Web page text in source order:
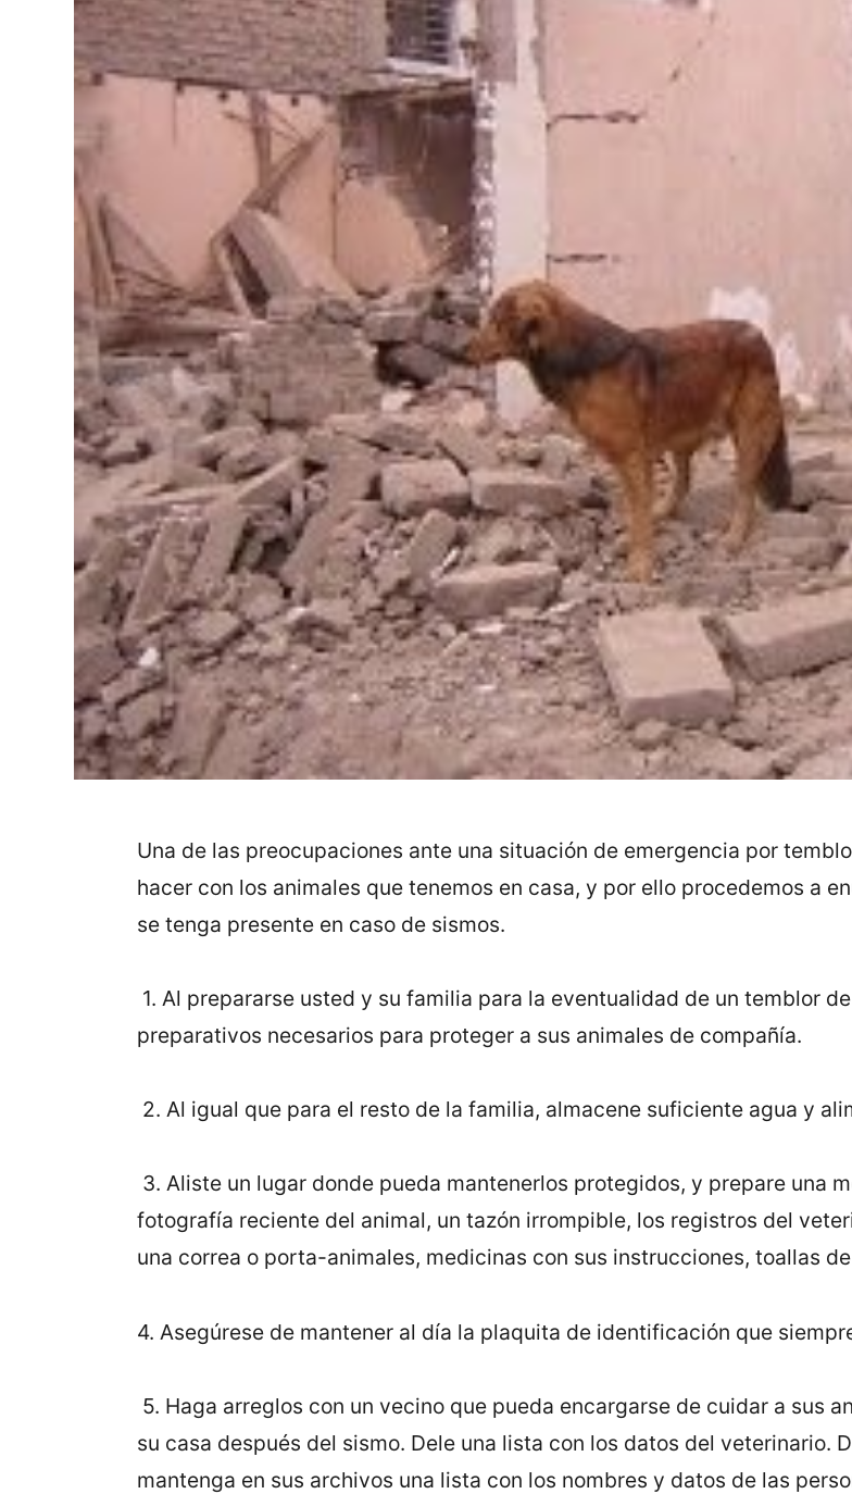
Una de las preocupaciones ante una situación de emergencia por
hacer con los animales que tenemos en casa, y por ello procedemos a
se tenga presente en caso de sismos.
1. Al prepararse usted y su familia para la eventualidad de un temblor
preparativos necesarios para proteger a sus animales de compañía.
2. Al igual que para el resto de la familia, almacene suficiente agua y
3. Aliste un lugar donde pueda mantenerlos protegidos, y prepare una
fotografía reciente del animal, un tazón irrompible, los registros del
una correa o porta-animales, medicinas con sus instrucciones, toallas
4. Asegúrese de mantener al día la plaquita de identificación que
5. Haga arreglos con un vecino que pueda encargarse de cuidar a sus
su casa después del sismo. Dele una lista con los datos del veterinario.
mantenga en sus archivos una lista con los nombres y datos de las